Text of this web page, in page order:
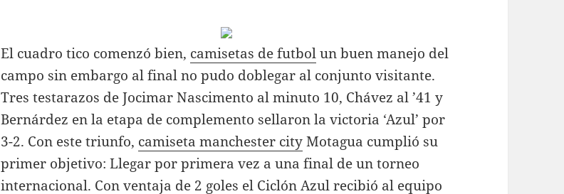
El cuadro tico comenzó bien, camisetas de futbolun buen manejo del
campo sin embargo al final no pudo doblegar al conjunto visitante.
Tres testarazos de Jocimar Nascimento al minuto 10, Chávez al ’41 y
Bernárdez en la etapa de complemento sellaron la victoria ‘Azul’ por
3-2. Con este triunfo, camiseta manchester cityMotagua cumplió su
primer objetivo: Llegar por primera vez a una final de un torneo
internacional. Con ventaja de 2 goles el Ciclón Azul recibió al equipo